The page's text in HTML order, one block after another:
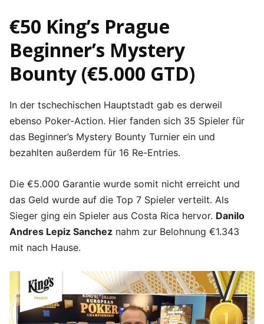
€50 King’s Prague
Beginner’s Mystery
Bounty (€5.000 GTD)
In der tschechischen Hauptstadt gab es derweil
ebenso Poker-Action. Hier fanden sich 35 Spieler für
das Beginner’s Mystery Bounty Turnier ein und
bezahlten außerdem für 16 Re-Entries.
Die €5.000 Garantie wurde somit nicht erreicht und
das Geld wurde auf die Top 7 Spieler verteilt. Als
Sieger ging ein Spieler aus Costa Rica hervor. Danilo
Andres Lepiz Sanchez nahm zur Belohnung €1.343
mit nach Hause.